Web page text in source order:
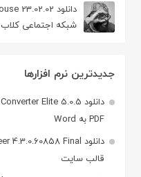
شبکه اجتماعی
جدیدترین نرم افزارها
PDF به Word
قالب سایت